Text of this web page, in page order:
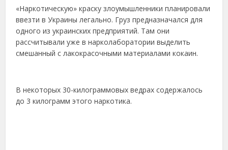
«Наркотическую» краску злоумышленники планировали
ввезти в Украины легально. Груз предназначался для
одного из украинских предприятий. Там они
рассчитывали уже в нарколаборатории выделить
смешанный с лакокрасочными материалами кокаин.
В некоторых 30-килограммовых ведрах содержалось
до 3 килограмм этого наркотика.